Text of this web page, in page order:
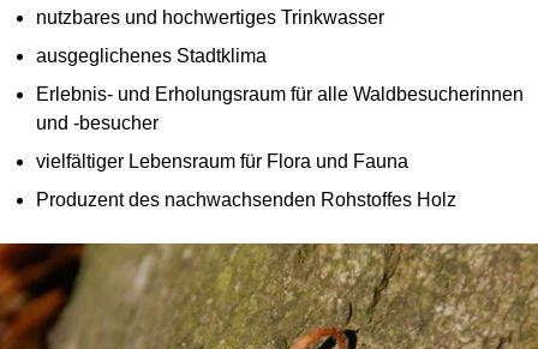
nutzbares und hochwertiges Trinkwasser
ausgeglichenes Stadtklima
Erlebnis- und Erholungsraum für alle Waldbesucherinnen
und -besucher
vielfältiger Lebensraum für Flora und Fauna
Produzent des nachwachsenden Rohstoffes Holz